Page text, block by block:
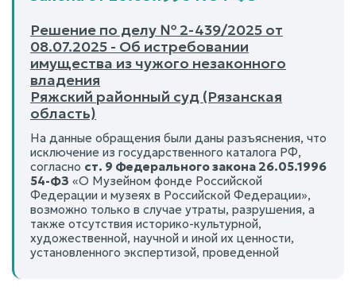
Решение по делу № 2-439/2025 от
08.07.2025 - Об истребовании
имущества из чужого незаконного
владения
Ряжский районный суд (Рязанская
область)
На данные обращения были даны разъяснения, что
исключение из государственного каталога РФ,
согласно ст. 9 Федерального закона 26.05.1996
54-ФЗ «О Музейном фонде Российской
Федерации и музеях в Российской Федерации»,
возможно только в случае утраты, разрушения, а
также отсутствия историко-культурной,
художественной, научной и иной их ценности,
установленного экспертизой, проведенной